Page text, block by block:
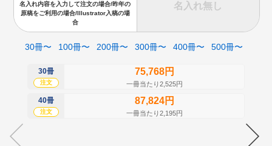
名入れ内容を入力して注文の場合/昨年の
原稿をご利用の場合/Illustrator入稿の場
合
名入れ無し
30冊〜 100冊〜 200冊〜 300冊〜 400冊〜 500冊〜
30冊
注文
75,768円
一冊当たり2,525円
40冊
注文
87,824円
一冊当たり2,195円